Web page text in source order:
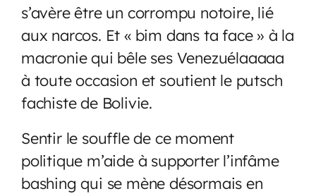
s’avère être un corrompu notoire, lié
aux narcos. Et « bim dans ta face » à la
macronie qui bêle ses Venezuélaaaaa
à toute occasion et soutient le putsch
fachiste de Bolivie.
Sentir le souffle de ce moment
politique m’aide à supporter l’infâme
bashing qui se mène désormais en